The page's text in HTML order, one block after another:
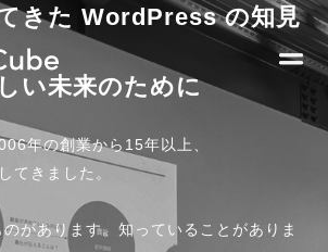
式
社
デ
タ
きた WordPress の知見
い未来のために
年の創業から15年以上、
てきました。
があります。知っていることがありま
式
社
デ
タ
献
ス